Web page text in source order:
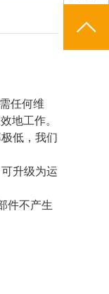
任何维
地工作。
低，我们
升级为运
件不产生